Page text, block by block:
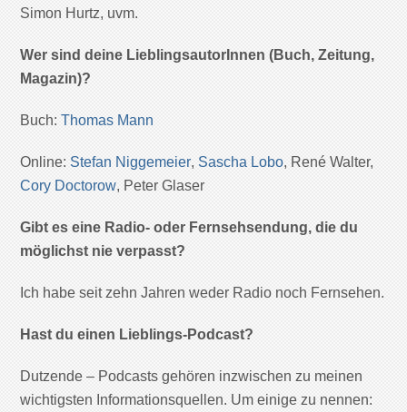
Simon Hurtz, uvm.
Wer sind deine LieblingsautorInnen (Buch, Zeitung,
Magazin)?
Buch:Thomas Mann
Online:Stefan Niggemeier,Sascha Lobo, René Walter,
Cory Doctorow, Peter Glaser
Gibt es eine Radio- oder Fernsehsendung, die du
möglichst nie verpasst?
Ich habe seit zehn Jahren weder Radio noch Fernsehen.
Hast du einen Lieblings-Podcast?
Dutzende – Podcasts gehören inzwischen zu meinen
wichtigsten Informationsquellen. Um einige zu nennen: